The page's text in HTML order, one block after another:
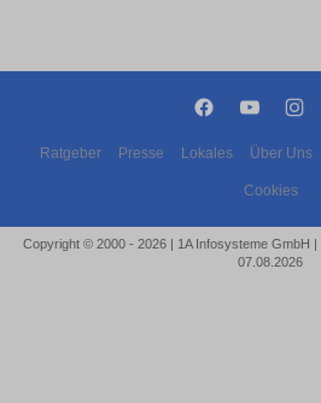
Ratgeber Presse Lokales Über Uns
Cookies
Copyright © 2000 - 2026 | 1A Infosysteme GmbH
07.08.2026